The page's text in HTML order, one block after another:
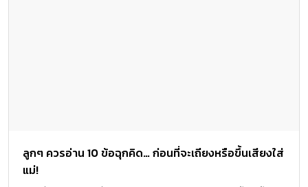
ลูกๆ ควรอ่าน 10 ข้อฉุกคิด… ก่อนที่จะเถียงหรือขึ้นเสียงใส่
แม่!